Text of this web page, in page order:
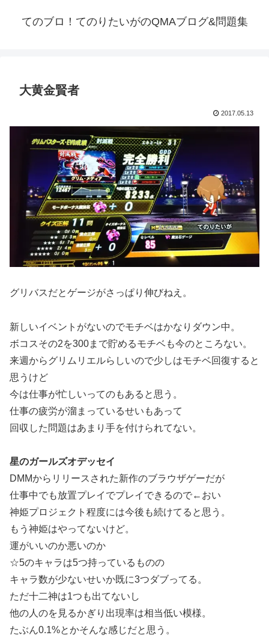
てのブロ！てのりたいがのQMAブログ&問題集
大黄金賢者
2017.05.13
グリバスだとゲージがさっぱり伸びねえ。
新しいイベントがないのでモチベはかなりダウン中。
ボコスその2を300まで貯めるモチベも今のところない。
来週からグリムリエルらしいので少しはモチベ回復すると
思うけど
今は仕事が忙しいってのもあると思う。
仕事の疲労が溜まっているせいもあって
回収した問題はあまり手を付けられてない。
星のガールズオデッセイ
DMMからリリースされた新作のブラウザゲーだが
仕事中でも放置プレイでプレイできるので←おい
神姫プロジェクト程度には今後も続けてると思う。
もう神姫はやってないけど。
運がいいのか悪いのか
☆5のキャラは5つ持っているものの
キャラ数が少ないせいか既に3つダブってる。
ただ十二神は1つも出てないし
他の人のを見るかぎり出現率は相当低い模様。
たぶん0.1%とかそんな感じだと思う。